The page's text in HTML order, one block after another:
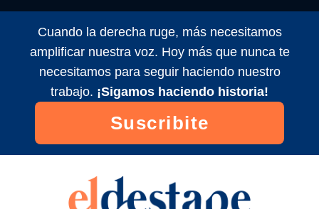
EN SUDAMÉRICA | Jonathan Heguier
2026/6/3
SUBIÓ 10% EN JULIO? | Alfredo Zaiat con
Roberto Navarro
2026/6/3
EL FMI PIDIÓ PRIVATIZAR JUBILACIONES
| El editorial de Roberto Navarro
Cuando la derecha ruge, más necesitamos
amplificar nuestra voz. Hoy más que nunca te
necesitamos para seguir haciendo nuestro
trabajo. ¡Sigamos haciendo historia!
Suscribite